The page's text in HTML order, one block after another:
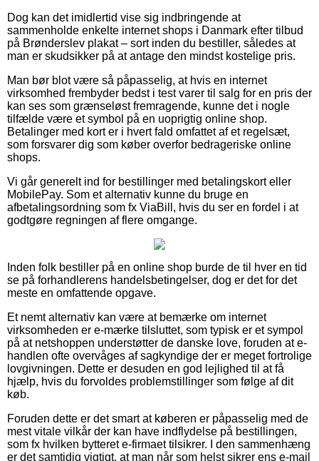
Dog kan det imidlertid vise sig indbringende at
sammenholde enkelte internet shops i Danmark efter tilbud
på Brønderslev plakat – sort inden du bestiller, således at
man er skudsikker på at antage den mindst kostelige pris.
Man bør blot være så påpasselig, at hvis en internet
virksomhed frembyder bedst i test varer til salg for en pris der
kan ses som grænseløst fremragende, kunne det i nogle
tilfælde være et symbol på en uoprigtig online shop.
Betalinger med kort er i hvert fald omfattet af et regelsæt,
som forsvarer dig som køber overfor bedrageriske online
shops.
Vi går generelt ind for bestillinger med betalingskort eller
MobilePay. Som et alternativ kunne du bruge en
afbetalingsordning som fx ViaBill, hvis du ser en fordel i at
godtgøre regningen af flere omgange.
Inden folk bestiller på en online shop burde de til hver en tid
se på forhandlerens handelsbetingelser, dog er det for det
meste en omfattende opgave.
Et nemt alternativ kan være at bemærke om internet
virksomheden er e-mærke tilsluttet, som typisk er et sympol
på at netshoppen understøtter de danske love, foruden at e-
handlen ofte overvåges af sagkyndige der er meget fortrolige
lovgivningen. Dette er desuden en god lejlighed til at få
hjælp, hvis du forvoldes problemstillinger som følge af dit
køb.
Foruden dette er det smart at køberen er påpasselig med de
mest vitale vilkår der kan have indflydelse på bestillingen,
som fx hvilken bytteret e-firmaet tilsikrer. I den sammenhæng
er det samtidig vigtigt, at man når som helst sikrer ens e-mail